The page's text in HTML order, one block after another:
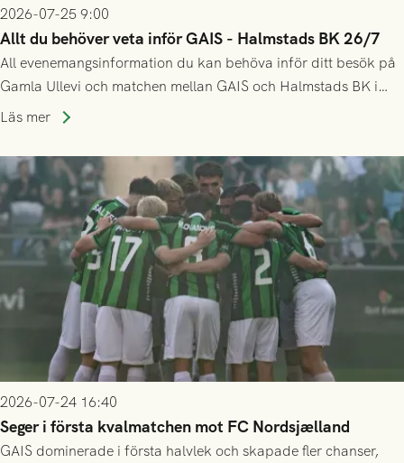
2026-07-25 9:00
Allt du behöver veta inför GAIS - Halmstads BK 26/7
All evenemangsinformation du kan behöva inför ditt besök på
Gamla Ullevi och matchen mellan GAIS och Halmstads BK i
Allsvenskan! Avspark kl 16.30 på söndag 26/7.
Läs mer
2026-07-24 16:40
Seger i första kvalmatchen mot FC Nordsjælland
GAIS dominerade i första halvlek och skapade fler chanser,